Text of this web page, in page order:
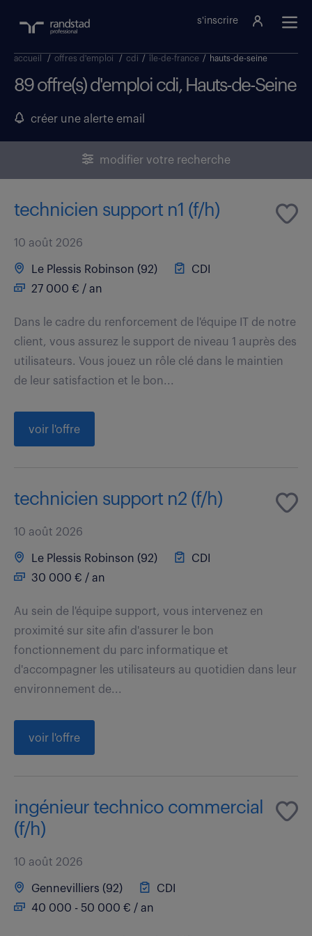
s'inscrire
accueil / offres d'emploi / cdi / île-de-france / hauts-de-seine
89 offre(s) d'emploi cdi, Hauts-de-Seine
créer une alerte email
modifier votre recherche
technicien support n1 (f/h)
10 août 2026
Le Plessis Robinson (92)
CDI
27 000 € / an
Dans le cadre du renforcement de l'équipe IT de notre
client, vous assurez le support de niveau 1 auprès des
utilisateurs. Vous jouez un rôle clé dans le maintien
de leur satisfaction et le bon...
voir l'offre
technicien support n2 (f/h)
10 août 2026
Le Plessis Robinson (92)
CDI
30 000 € / an
Au sein de l'équipe support, vous intervenez en
proximité sur site afin d'assurer le bon
fonctionnement du parc informatique et
d'accompagner les utilisateurs au quotidien dans leur
environnement de...
voir l'offre
ingénieur technico commercial
(f/h)
10 août 2026
Gennevilliers (92)
CDI
40 000 - 50 000 € / an